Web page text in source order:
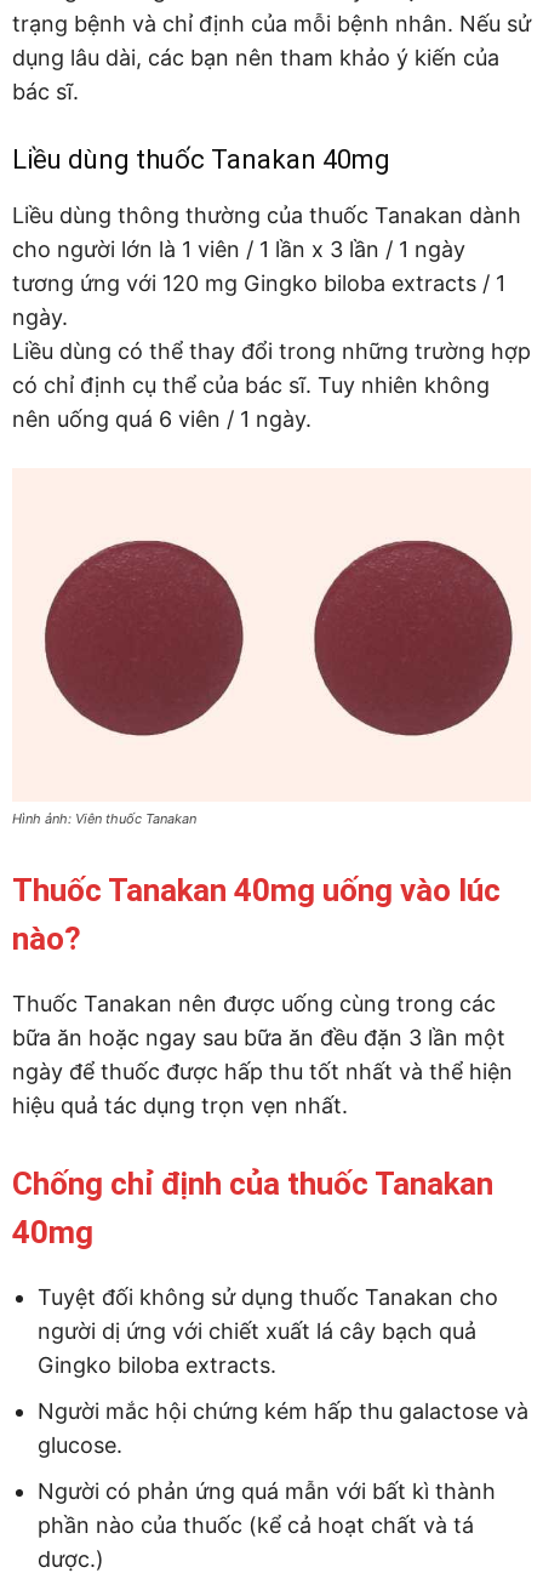
trạng bệnh và chỉ định của mỗi bệnh nhân. Nếu sử
dụng lâu dài, các bạn nên tham khảo ý kiến của
bác sĩ.
Liều dùng thuốc Tanakan 40mg
Liều dùng thông thường của thuốc Tanakan dành
cho người lớn là 1 viên / 1 lần x 3 lần / 1 ngày
tương ứng với 120 mg Gingko biloba extracts / 1
ngày.
Liều dùng có thể thay đổi trong những trường hợp
có chỉ định cụ thể của bác sĩ. Tuy nhiên không
nên uống quá 6 viên / 1 ngày.
Hình ảnh: Viên thuốc Tanakan
Thuốc Tanakan 40mg uống vào lúc
nào?
Thuốc Tanakan nên được uống cùng trong các
bữa ăn hoặc ngay sau bữa ăn đều đặn 3 lần một
ngày để thuốc được hấp thu tốt nhất và thể hiện
hiệu quả tác dụng trọn vẹn nhất.
Chống chỉ định của thuốc Tanakan
40mg
Tuyệt đối không sử dụng thuốc Tanakan cho
người dị ứng với chiết xuất lá cây bạch quả
Gingko biloba extracts.
Người mắc hội chứng kém hấp thu galactose và
glucose.
Người có phản ứng quá mẫn với bất kì thành
phần nào của thuốc (kể cả hoạt chất và tá
dược.)